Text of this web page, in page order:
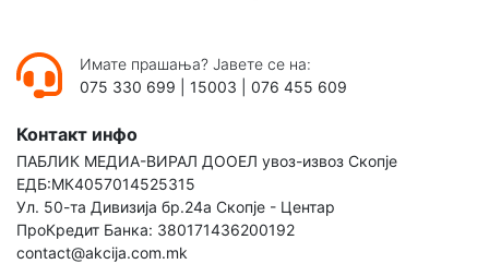
Имате прашања? Јавете се на:
075 330 699
15003 076 455 609
Контакт инфо
ПАБЛИК МЕДИА-ВИРАЛ ДООЕЛ увоз-извоз Скопје
ЕДБ:МК4057014525315
Ул. 50-та Дивизија бр.24а Скопје - Центар
ПроКредит Банка: 380171436200192
contact@akcija.com.mk